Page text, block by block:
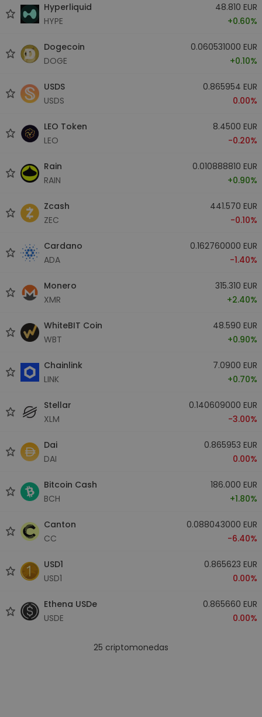
Hyperliquid
HYPE
48.810 EUR
+0.60%
Dogecoin
DOGE
0.060531000 EUR
+0.10%
USDS
USDS
0.865954 EUR
0.00%
LEO Token
LEO
8.4500 EUR
-0.20%
Rain
RAIN
0.010888810 EUR
+0.90%
Zcash
ZEC
441.570 EUR
-0.10%
Cardano
ADA
0.162760000 EUR
-1.40%
Monero
XMR
315.310 EUR
+2.40%
WhiteBIT Coin
WBT
48.590 EUR
+0.90%
Chainlink
LINK
7.0900 EUR
+0.70%
Stellar
XLM
0.140609000 EUR
-3.00%
Dai
DAI
0.865953 EUR
0.00%
Bitcoin Cash
BCH
186.000 EUR
+1.80%
Canton
CC
0.088043000 EUR
-6.40%
USD1
USD1
0.865623 EUR
0.00%
Ethena USDe
USDE
0.865660 EUR
0.00%
25 criptomonedas